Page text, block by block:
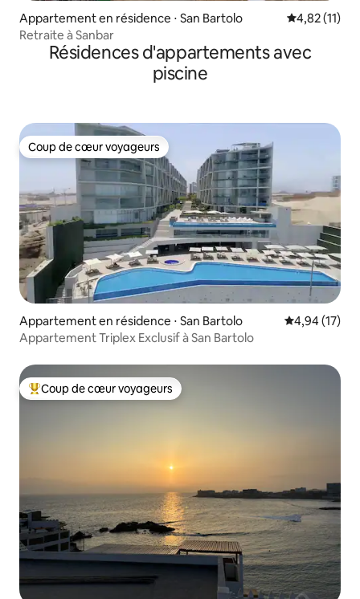
Appartement en résidence ⋅ San Bartolo Évaluation
4,82 (11)
Retraite à Sanbar
Résidences d'appartements avec
piscine
Coup de cœur voyageurs
Coup de cœur voyageurs
Appartement en résidence ⋅ San Bartolo Évaluation
4,94 (17)
Appartement Triplex Exclusif à San Bartolo
Coups de cœur voyageurs les plus appréciés
Coup de cœur voyageurs